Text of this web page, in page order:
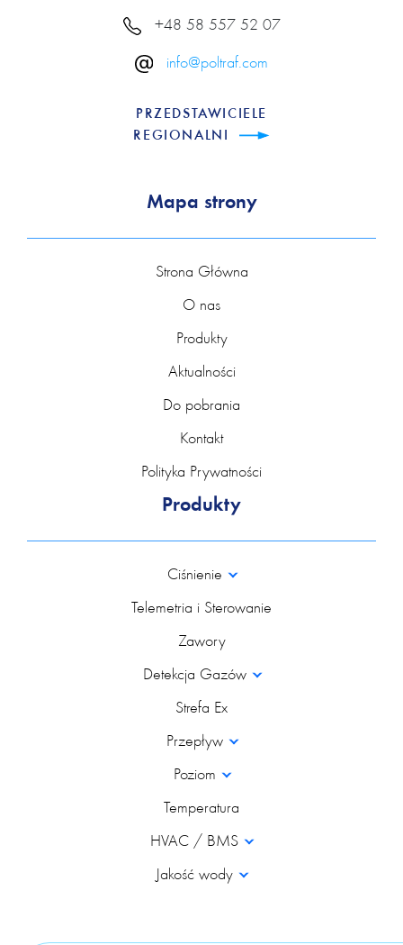
+48 58 557 52 07
info@poltraf.com
PRZEDSTAWICIELE
REGIONALNI
Mapa strony
Strona Główna
O nas
Produkty
Aktualności
Do pobrania
Kontakt
Polityka Prywatności
Produkty
Ciśnienie
Telemetria i Sterowanie
Zawory
Detekcja Gazów
Strefa Ex
Przepływ
Poziom
Temperatura
HVAC / BMS
Jakość wody